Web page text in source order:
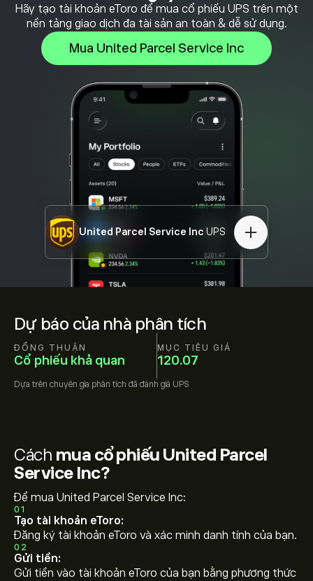
Dự báo của nhà phân tích
ĐỒNG THUẬN
Cổ phiếu khả quan
MỤC TIÊU GIÁ
120.07
Dựa trên chuyên gia phân tích đã đánh giá UPS
Hãy tạo tài khoản eToro để mua cổ phiếu UPS trên một
nền tảng giao dịch đa tài sản an toàn & dễ sử dụng.
Mua United Parcel Service Inc
United Parcel Service Inc UPS
Cách mua cổ phiếu United Parcel
Service Inc?
Để mua United Parcel Service Inc:
01
Tạo tài khoản eToro:
Đăng ký tài khoản eToro và xác minh danh tính của bạn.
02
Gửi tiền:
Gửi tiền vào tài khoản eToro của bạn bằng phương thức